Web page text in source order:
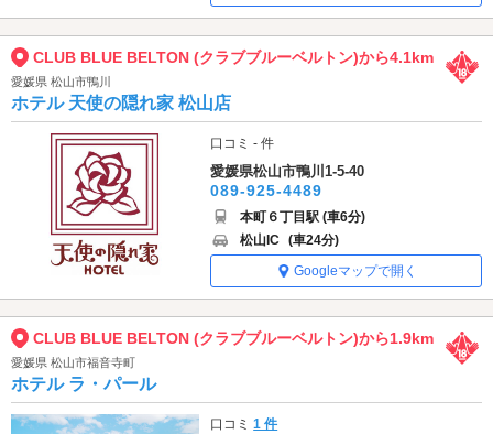
CLUB BLUE BELTON (クラブブルーベルトン)から4.1km
愛媛県 松山市鴨川
ホテル 天使の隠れ家 松山店
口コミ - 件
愛媛県松山市鴨川1-5-40
089-925-4489
本町６丁目駅 (車6分)
松山IC (車24分)
Googleマップで開く
CLUB BLUE BELTON (クラブブルーベルトン)から1.9km
愛媛県 松山市福音寺町
ホテル ラ・パール
口コミ1 件